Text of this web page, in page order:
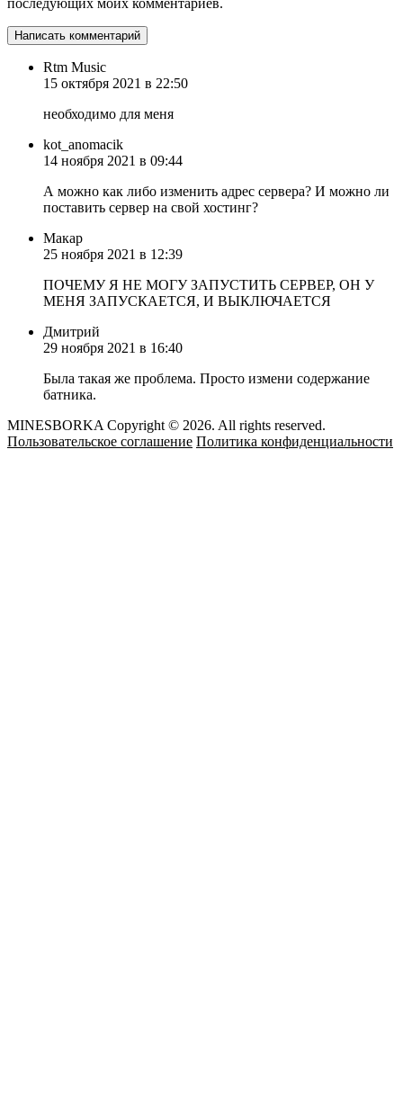
Rtm Music
15 октября 2021 в 22:50
необходимо для меня
kot_anomacik
14 ноября 2021 в 09:44
А можно как либо изменить адрес сервера? И можно ли
поставить сервер на свой хостинг?
Макар
25 ноября 2021 в 12:39
ПОЧЕМУ Я НЕ МОГУ ЗАПУСТИТЬ СЕРВЕР, ОН У
МЕНЯ ЗАПУСКАЕТСЯ, И ВЫКЛЮЧАЕТСЯ
Дмитрий
29 ноября 2021 в 16:40
Была такая же проблема. Просто измени содержание
батника.
MINESBORKA Copyright © 2026. All rights reserved.
Пользовательское соглашение Политика конфиденциальности